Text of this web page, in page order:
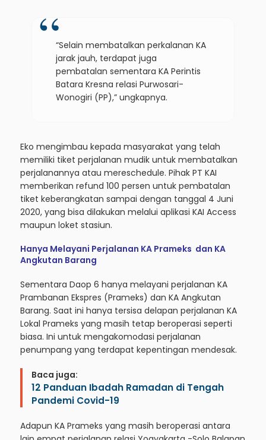
“Selain membatalkan perkalanan KA
jarak jauh, terdapat juga
pembatalan sementara KA Perintis
Batara Kresna relasi Purwosari-
Wonogiri (PP),” ungkapnya.
Eko mengimbau kepada masyarakat yang telah
memiliki tiket perjalanan mudik untuk membatalkan
perjalanannya atau mereschedule. Pihak PT KAI
memberikan refund 100 persen untuk pembatalan
tiket keberangkatan sampai dengan tanggal 4 Juni
2020, yang bisa dilakukan melalui aplikasi KAI Access
maupun loket stasiun.
Hanya Melayani Perjalanan KA Prameks dan KA
Angkutan Barang
Sementara Daop 6 hanya melayani perjalanan KA
Prambanan Ekspres (Prameks) dan KA Angkutan
Barang. Saat ini hanya tersisa delapan perjalanan KA
Lokal Prameks yang masih tetap beroperasi seperti
biasa. Ini untuk mengakomodasi perjalanan
penumpang yang terdapat kepentingan mendesak.
Baca juga:
12 Panduan Ibadah Ramadan di Tengah
Pandemi Covid-19
Adapun KA Prameks yang masih beroperasi antara